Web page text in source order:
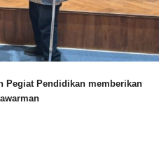
Pegiat Pendidikan memberikan